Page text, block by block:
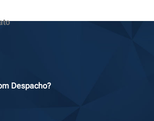
Despacho?